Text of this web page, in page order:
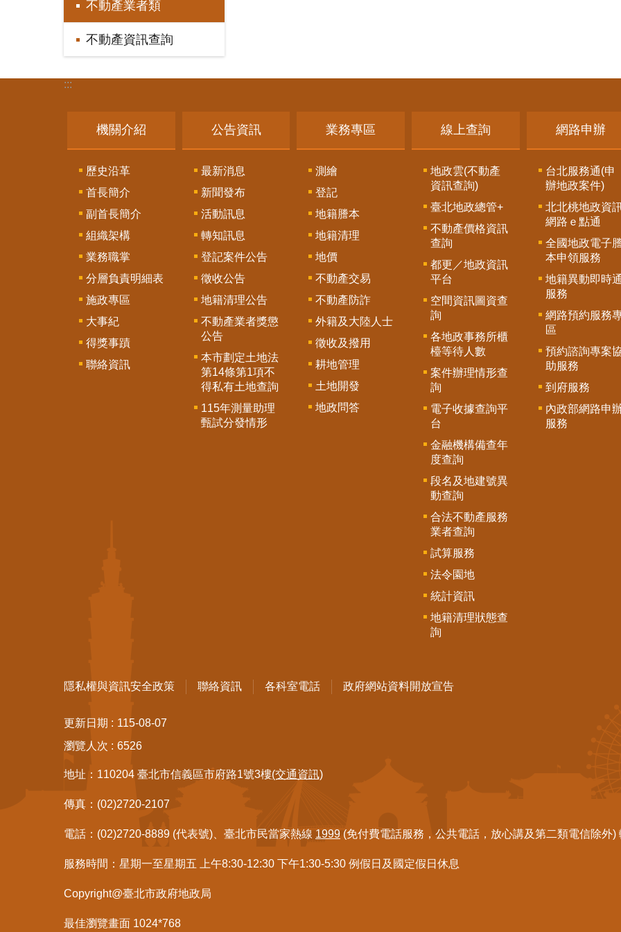
不動產業者類
不動產資訊查詢
:::
機關介紹
歷史沿革
首長簡介
副首長簡介
組織架構
業務職掌
分層負責明細表
施政專區
大事紀
得獎事蹟
聯絡資訊
公告資訊
最新消息
新聞發布
活動訊息
轉知訊息
登記案件公告
徵收公告
地籍清理公告
不動產業者獎懲
公告
本市劃定土地法
第14條第1項不
得私有土地查詢
115年測量助理
甄試分發情形
業務專區
測繪
登記
地籍謄本
地籍清理
地價
不動產交易
不動產防詐
外籍及大陸人士
徵收及撥用
耕地管理
土地開發
地政問答
線上查詢
地政雲(不動產
資訊查詢)
臺北地政總管+
不動產價格資訊
查詢
都更／地政資訊
平台
空間資訊圖資查
詢
各地政事務所櫃
檯等待人數
案件辦理情形查
詢
電子收據查詢平
台
金融機構備查年
度查詢
段名及地建號異
動查詢
合法不動產服務
業者查詢
試算服務
法令園地
統計資訊
地籍清理狀態查
詢
網路申辦
台北服務通(申
辦地政案件)
北北桃地政資
網路ｅ點通
全國地政電子
本申領服務
地籍異動即時
服務
網路預約服務
區
預約諮詢專案
助服務
到府服務
內政部網路申
服務
隱私權與資訊安全政策 聯絡資訊 各科室電話 政府網站資料開放宣告
更新日期
115-08-07
瀏覽人次
6526
地址：110204 臺北市信義區市府路1號3樓(交通資訊)
傳真：(02)2720-2107
電話：(02)2720-8889 (代表號)、臺北市民當家熱線 1999 (免付費電話服務，公共電話，放心講及第二類電信除外
服務時間：星期一至星期五 上午8:30-12:30 下午1:30-5:30 例假日及國定假日休息
Copyright@臺北市政府地政局
最佳瀏覽畫面 1024*768